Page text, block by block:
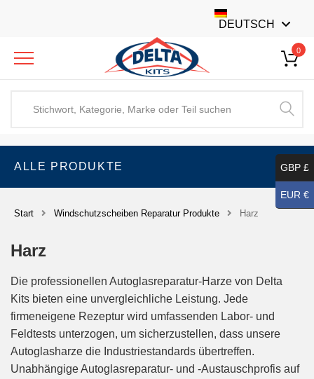
DEUTSCH
0
ALLE PRODUKTE
Start Windschutzscheiben Reparatur Produkte Harz
Harz
Die professionellen Autoglasreparatur-Harze von Delta
Kits bieten eine unvergleichliche Leistung. Jede
firmeneigene Rezeptur wird umfassenden Labor- und
Feldtests unterzogen, um sicherzustellen, dass unsere
Autoglasharze die Industriestandards übertreffen.
Unabhängige Autoglasreparatur- und -Austauschprofis auf
GBP £
EUR €